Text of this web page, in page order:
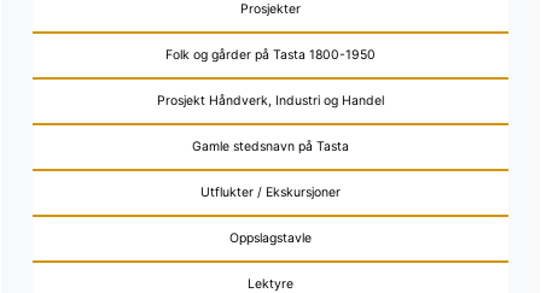
Prosjekter
Folk og gårder på Tasta 1800-1950
Prosjekt Håndverk, Industri og Handel
Gamle stedsnavn på Tasta
Utflukter / Ekskursjoner
Oppslagstavle
Lektyre